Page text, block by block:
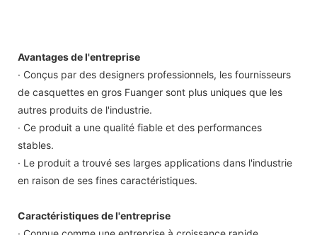
Avantages de l'entreprise
· Conçus par des designers professionnels, les fournisseurs
de casquettes en gros Fuanger sont plus uniques que les
autres produits de l'industrie.
· Ce produit a une qualité fiable et des performances
stables.
· Le produit a trouvé ses larges applications dans l'industrie
en raison de ses fines caractéristiques.
Caractéristiques de l'entreprise